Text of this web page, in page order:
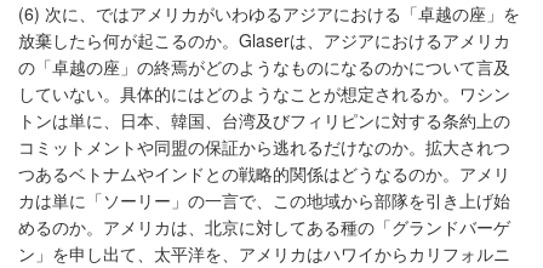
(6) 次に、ではアメリカがいわゆるアジアにおける「卓越の座」を
放棄したら何が起こるのか。Glaserは、アジアにおけるアメリカ
の「卓越の座」の終焉がどのようなものになるのかについて言及
していない。具体的にはどのようなことが想定されるか。ワシン
トンは単に、日本、韓国、台湾及びフィリピンに対する条約上の
コミットメントや同盟の保証から逃れるだけなのか。拡大されつ
つあるベトナムやインドとの戦略的関係はどうなるのか。アメリ
カは単に「ソーリー」の一言で、この地域から部隊を引き上げ始
めるのか。アメリカは、北京に対してある種の「グランドバーゲ
ン」を申し出て、太平洋を、アメリカはハワイからカリフォルニ